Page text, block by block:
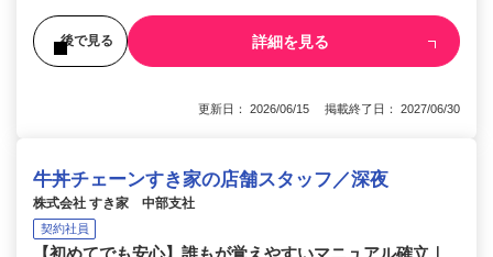
後で見る 詳細を見る
更新日： 2026/06/15 掲載終了日： 2027/06/30
牛丼チェーンすき家の店舗スタッフ／深夜
株式会社 すき家 中部支社
契約社員
【初めてでも安心】誰もが覚えやすいマニュアル確立｜